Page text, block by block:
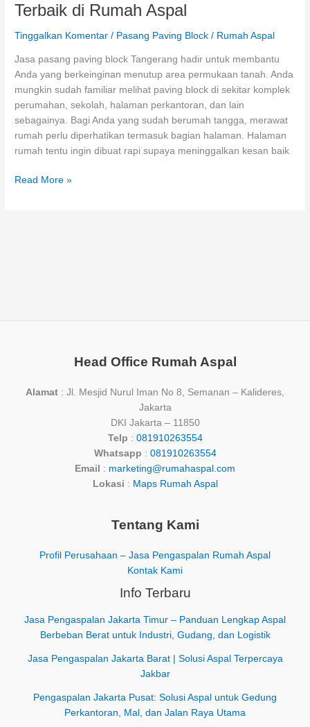
Terbaik di Rumah Aspal
Tinggalkan Komentar / Pasang Paving Block / Rumah Aspal
Jasa pasang paving block Tangerang hadir untuk membantu
Anda yang berkeinginan menutup area permukaan tanah. Anda
mungkin sudah familiar melihat paving block di sekitar komplek
perumahan, sekolah, halaman perkantoran, dan lain
sebagainya. Bagi Anda yang sudah berumah tangga, merawat
rumah perlu diperhatikan termasuk bagian halaman. Halaman
rumah tentu ingin dibuat rapi supaya meninggalkan kesan baik
Jasa
Read More »
Head Office Rumah Aspal
Alamat : Jl. Mesjid Nurul Iman No 8, Semanan – Kalideres,
Jakarta
DKI Jakarta – 11850
Telp : 081910263554
Whatsapp : 081910263554
Email
: marketing@rumahaspal.com
Lokasi : Maps Rumah Aspal
Tentang Kami
Profil Perusahaan – Jasa Pengaspalan Rumah Aspal
Kontak Kami
Info Terbaru
Jasa Pengaspalan Jakarta Timur – Panduan Lengkap Aspal
Berbeban Berat untuk Industri, Gudang, dan Logistik
Jasa Pengaspalan Jakarta Barat | Solusi Aspal Terpercaya
Jakbar
Pengaspalan Jakarta Pusat: Solusi Aspal untuk Gedung
Perkantoran, Mal, dan Jalan Raya Utama